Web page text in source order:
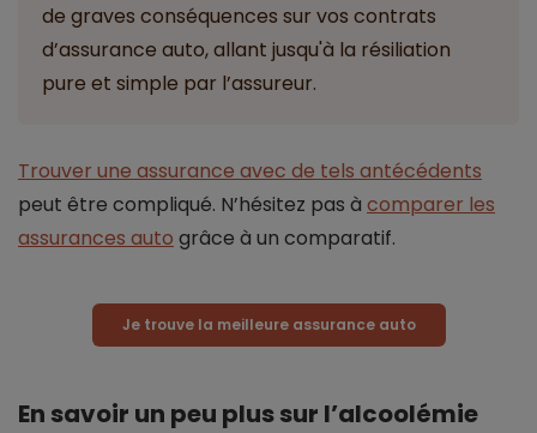
de graves conséquences sur vos contrats
d’assurance auto, allant jusqu'à la résiliation
pure et simple par l’assureur.
Trouver une assurance avec de tels antécédents
peut être compliqué. N’hésitez pas à comparer les
assurances auto grâce à un comparatif.
Je trouve la meilleure assurance auto
En savoir un peu plus sur l’alcoolémie